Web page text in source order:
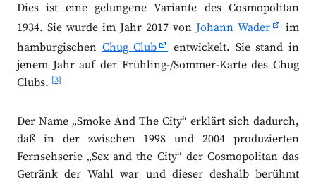
Dies ist eine gelungene Variante des Cosmopolitan
1934. Sie wurde im Jahr 2017 vonJohann Wader
im
hamburgischen Chug Club
entwickelt. Sie stand in
jenem Jahr auf der Frühling-/Sommer-Karte des Chug
Clubs.[3]
Der Name „Smoke And The City“ erklärt sich dadurch,
daß in der zwischen 1998 und 2004 produzierten
Fernsehserie „Sex and the City“ der Cosmopolitan das
Getränk der Wahl war und dieser deshalb berühmt